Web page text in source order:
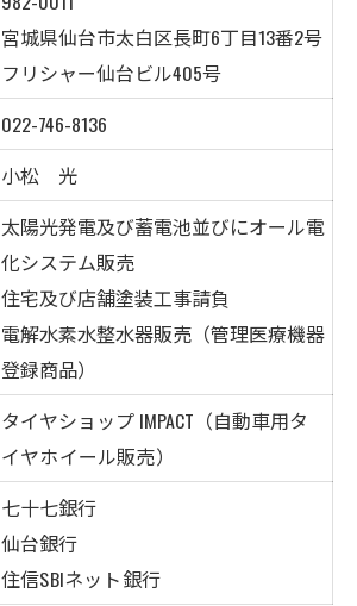
宮城県仙台市太白区長町6丁目13番2号
フリシャー仙台ビル405号
022-746-8136
小松 光
太陽光発電及び蓄電池並びにオール電
化システム販売
住宅及び店舗塗装工事請負
電解水素水整水器販売（管理医療機器
登録商品）
タイヤショップ IMPACT（自動車用タ
イヤホイール販売）
七十七銀行
仙台銀行
住信SBIネット銀行